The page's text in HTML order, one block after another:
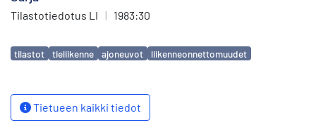
Tilastotiedotus LI | 1983:30
Avainsanat
tilastot tieliikenne ajoneuvot liikenneonnettomuudet
Tietueen kaikki tiedot